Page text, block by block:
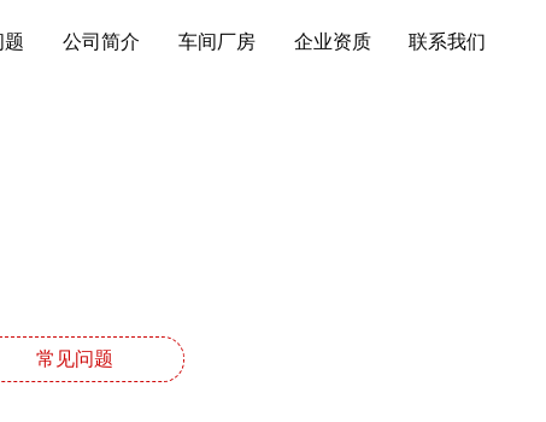
题 公司简介 车间厂房 企业资质 联系我们
常见问题